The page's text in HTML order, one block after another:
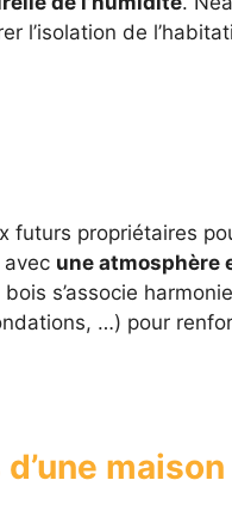
l’isolation de
futurs propriétaires
une atmosphère
bois s’associe
…) pour